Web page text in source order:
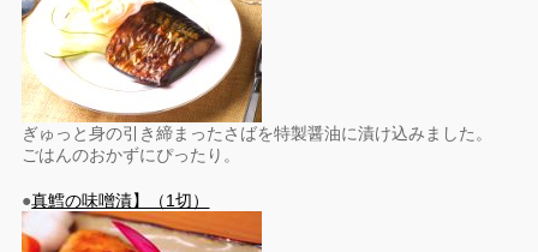
ぎゅっと身の引き締まったさばを特製醤油に漬け込みました。
ごはんのおかずにぴったり。
●真鱈の味噌漬】（1切）